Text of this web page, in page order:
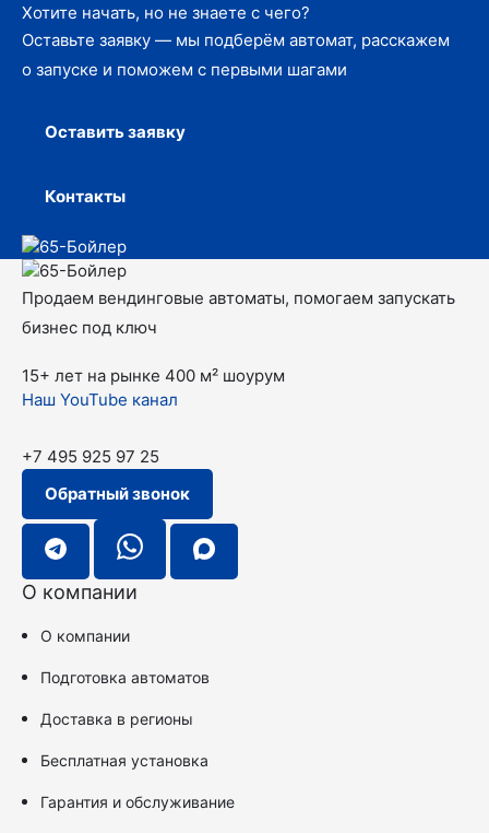
Хотите начать, но не знаете с чего?
Оставьте заявку — мы подберём автомат, расскажем
о запуске и поможем с первыми шагами
Оставить заявку
Контакты
Продаем вендинговые автоматы, помогаем запускать
бизнес под ключ
15+ лет на рынке 400 м² шоурум
Наш YouTube канал
+7 495 925 97 25
Обратный звонок
О компании
О компании
Подготовка автоматов
Доставка в регионы
Бесплатная установка
Гарантия и обслуживание